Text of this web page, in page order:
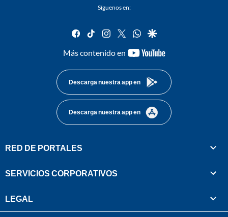
Síguenos en:
facebook
tiktok instagram
twitterwhatsapp
google
Más contenido en
youtube-
Descarga nuestra app en
Descarga nuestra app en
RED DE PORTALES
SERVICIOS CORPORATIVOS
LEGAL